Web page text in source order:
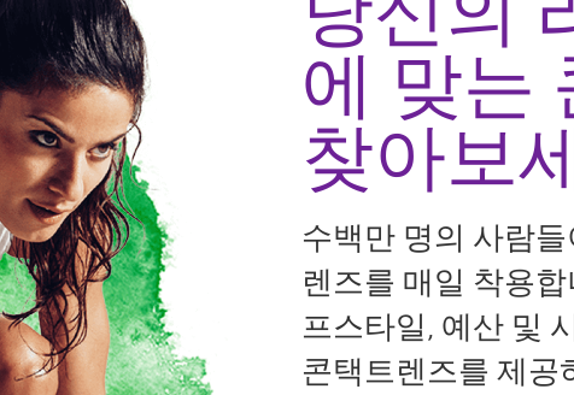
에 맞는
찾아보
수백만 명의 사람
렌즈를 매일 착용
프스타일, 예산 및
콘택트렌즈를 제공